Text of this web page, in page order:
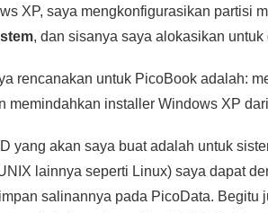
XP, saya mengkonfigurasikan partisi
, dan sisanya saya alokasikan
rencanakan untuk PicoBook adalah:
memindahkan installer Windows XP
yang akan saya buat adalah untuk
lainnya seperti Linux) saya dapat
salinannya pada PicoData.